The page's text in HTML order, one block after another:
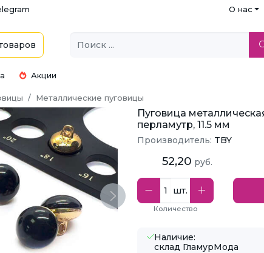
О нас
Акции
Металлические пуговицы
Next
Пуговица
перламутр, 11.5 мм
Производитель: TBY
52,20 руб.
шт.
Количество
Наличие:
склад ГламурМода